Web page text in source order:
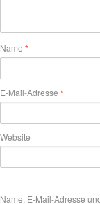
Name *
E-Mail-Adresse *
Website
Name, E-Mail-Adresse